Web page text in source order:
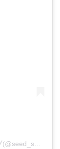
シードソレイユ取手/総合型地域スポーツクラブ(@seed_soleil_toride)がシェアした投稿